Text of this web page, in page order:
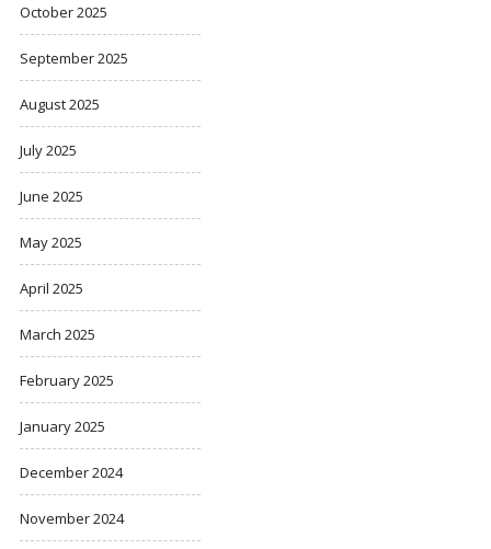
October 2025
September 2025
August 2025
July 2025
June 2025
May 2025
April 2025
March 2025
February 2025
January 2025
December 2024
November 2024